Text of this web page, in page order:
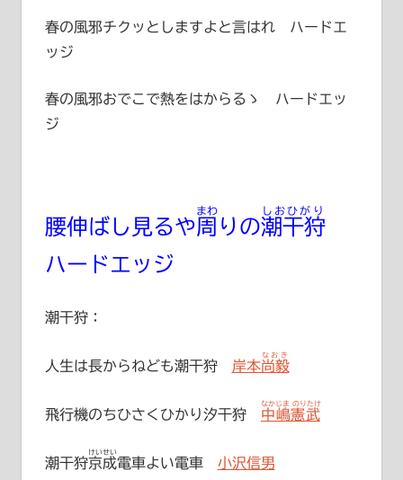
春の風邪チクッとしますよと言はれ ハードエ
ッジ
春の風邪おでこで熱をはからるゝ ハードエッ
ジ
腰伸ばし見るや周
まわ
りの潮干狩
しおひがり
ハードエッジ
潮干狩：
人生は長からねども潮干狩 岸本尚毅
なおき
飛行機のちひさくひかり汐干狩 中嶋憲武
なかじま のりたけ
潮干狩京成
けいせい
電車よい電車 小沢信男